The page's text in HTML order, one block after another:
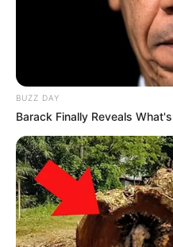
-ad6
Filmes de Terror
8711
BUZZ DAY
Barack Finally Reveals